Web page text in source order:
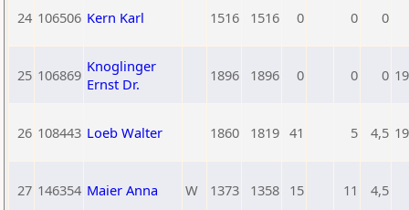
24 106506 Kern Karl 1516 1516 0 0 0
25 106869 Knoglinger
Ernst Dr.
1896 1896 0 0 0
26 108443 Loeb Walter 1860 1819 41 5 4,5
27 146354 Maier Anna W 1373 1358 15 11 4,5